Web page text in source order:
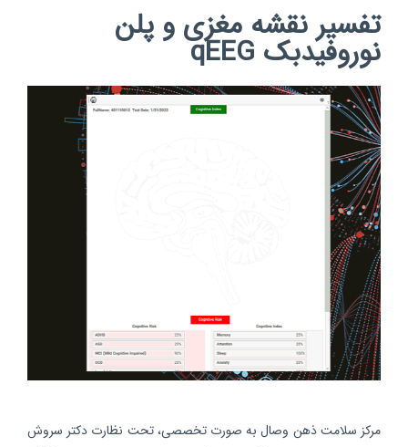
تفسیر نقشه مغزی و پلن
نوروفیدبک qEEG
مرکز سلامت ذهن وصال به صورت تخصصی، تحت نظارت دکتر سروش